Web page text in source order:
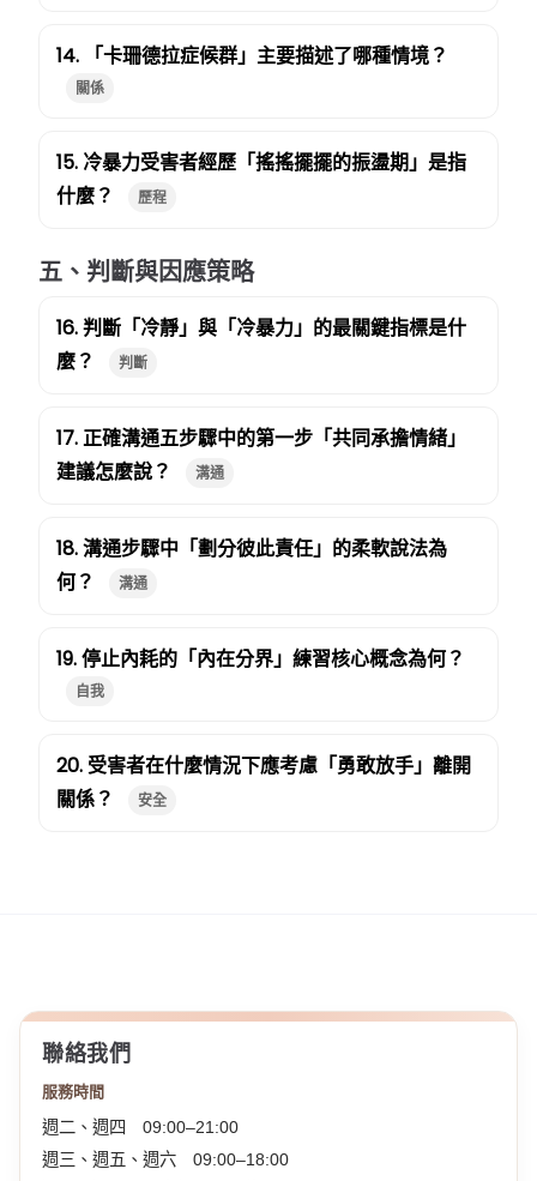
14. 「卡珊德拉症候群」主要描述了哪種情境？
關係
15. 冷暴力受害者經歷「搖搖擺擺的振盪期」是指
什麼？
歷程
五、判斷與因應策略
16. 判斷「冷靜」與「冷暴力」的最關鍵指標是什
麼？
判斷
17. 正確溝通五步驟中的第一步「共同承擔情緒」
建議怎麼說？
溝通
18. 溝通步驟中「劃分彼此責任」的柔軟說法為
何？
溝通
19. 停止內耗的「內在分界」練習核心概念為何？
自我
20. 受害者在什麼情況下應考慮「勇敢放手」離開
關係？
安全
聯絡我們
服務時間
週二、週四 09:00–21:00
週三、週五、週六 09:00–18:00